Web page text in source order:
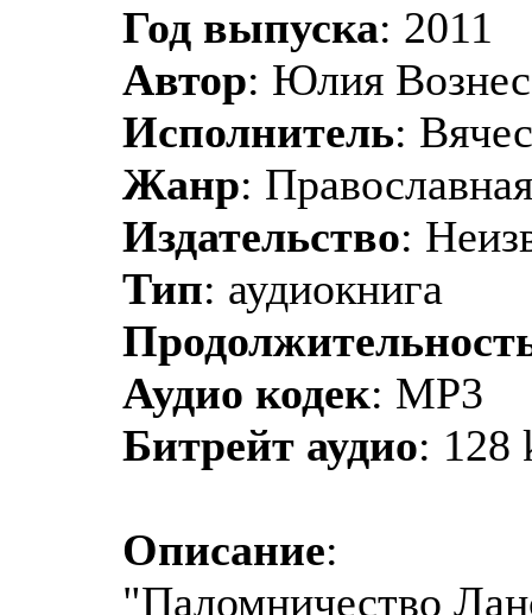
Год выпуска: 2011
Автор: Юлия
Исполнитель:
Жанр:
Издательство:
Тип: аудиокнига
Аудио кодек: MP3
Битрейт аудио: 128
Описание:
"Паломничество